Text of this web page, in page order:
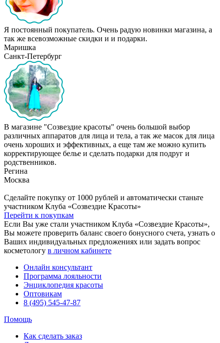
Я постоянный покупатель. Очень радую новинки магазина, а
так же всевозможные скидки и и подарки.
Маришка
Санкт-Петербург
В магазине "Созвездие красоты" очень большой выбор
различных аппаратов для лица и тела, а так же масок для лица
очень хороших и эффективных, а еще там же можно купить
корректирующее белье и сделать подарки для подруг и
родственников.
Регина
Москва
Сделайте покупку от 1000 рублей и автоматически станьте
участником Клуба «Созвездие Красоты»
Перейти к покупкам
Если Вы уже стали участником Клуба «Созвездие Красоты»,
Вы можете проверить баланс своего бонусного счета, узнать о
Ваших индивидуальных предложениях или задать вопрос
косметологу в личном кабинете
Онлайн консультант
Программа лояльности
Энциклопедия красоты
Оптовикам
8 (495) 545-47-87
Помощь
Как сделать заказ